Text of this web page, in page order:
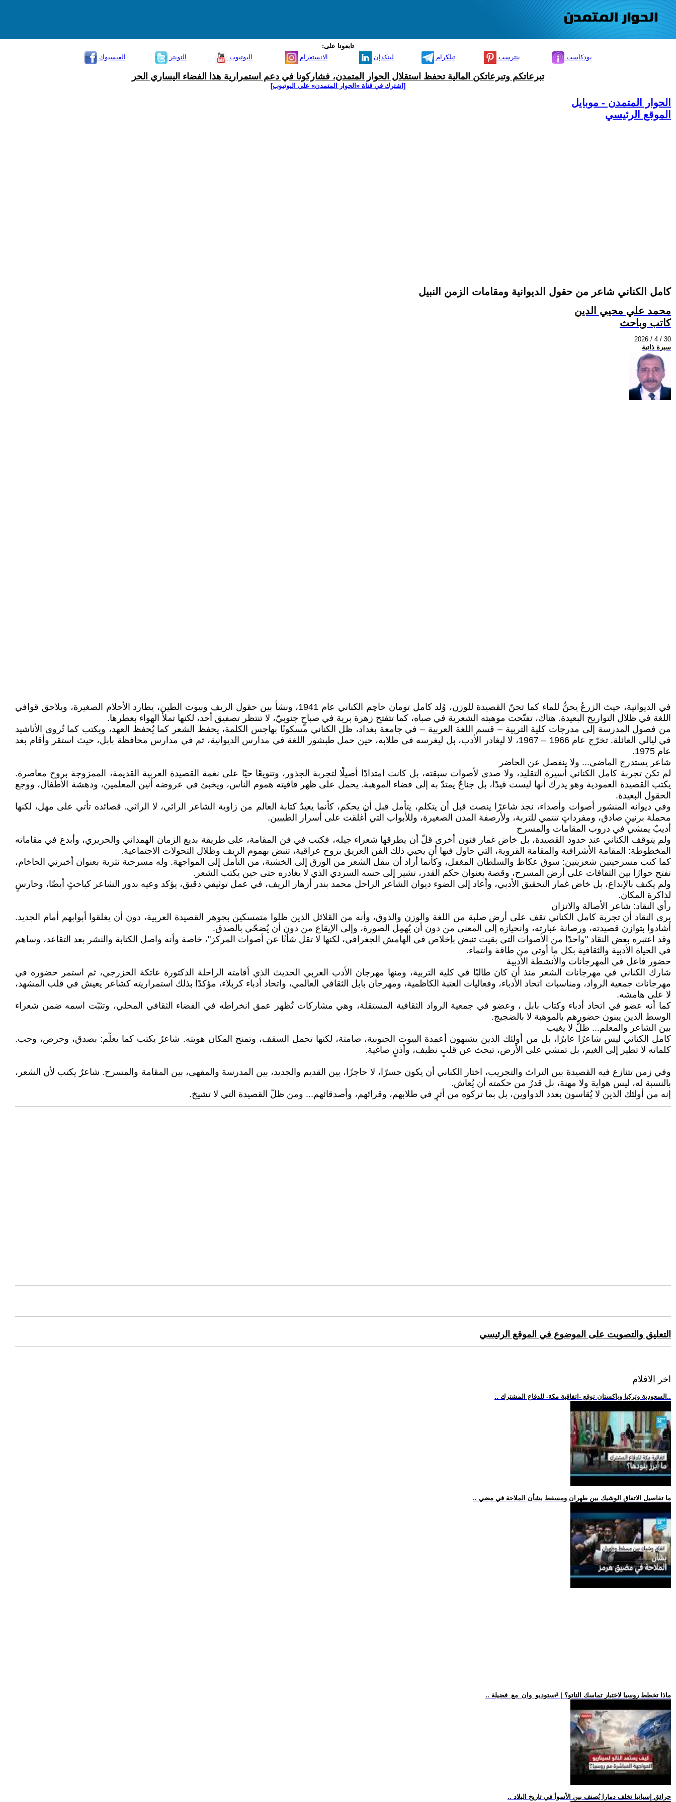
تابعونا على:
الفيسبوك
التويتر اليوتيوب الانستغرام لينكدإن تيلكرام بنترست بودكاست
تبرعاتكم وتبرعاتكن المالية تحفظ استقلال الحوار المتمدن، فشاركونا في دعم استمرارية هذا الفضاء اليساري الحر
[اشترك في قناة ‫«الحوار المتمدن» على اليوتيوب]
الحوار المتمدن - موبايل
الموقع الرئيسي
كامل الكناني شاعر من حقول الديوانية ومقامات الزمن النبيل
محمد علي محيي الدين
كاتب وباحث
2026 / 4 / 30
سيرة ذاتية
في الديوانية، حيث الزرعُ يحنُّ للماء كما تحنّ القصيدة للوزن، وُلد كامل تومان حاچم الكناني عام 1941، ونشأ بين حقول الريف وبيوت الطين، يطارد الأحلام الصغيرة، ويلاحق قوافي
اللغة في ظلال التواريخ البعيدة. هناك، تفتّحت موهبته الشعرية في صباه، كما تتفتح زهرة برية في صباحٍ جنوبيّ، لا تنتظر تصفيق أحد، لكنها تملأ الهواء بعطرها.
من فصول المدرسة إلى مدرجات كلية التربية – قسم اللغة العربية – في جامعة بغداد، ظل الكناني مسكونًا بهاجس الكلمة، يحفظ الشعر كما يُحفظ العهد، ويكتب كما تُروى الأناشيد
في ليالي العائلة. تخرّج عام 1966 – 1967، لا ليغادر الأدب، بل ليغرسه في طلابه، حين حمل طبشور اللغة في مدارس الديوانية، ثم في مدارس محافظة بابل، حيث استقر وأقام بعد
عام 1975.
شاعر يستدرج الماضي... ولا ينفصل عن الحاضر
لم تكن تجربة كامل الكناني أسيرة التقليد، ولا صدى لأصوات سبقته، بل كانت امتدادًا أصيلًا لتجربة الجذور، وتنويعًا حيًا على نغمة القصيدة العربية القديمة، الممزوجة بروح معاصرة.
يكتب القصيدة العمودية وهو يدرك أنها ليست قيدًا، بل جناحٌ يمتدّ به إلى فضاء الموهبة. يحمل على ظهر قافيته هموم الناس، ويخبئ في عروضه أنين المعلمين، ودهشة الأطفال، ووجع
الحقول البعيدة.
وفي ديوانه المنشور أصوات وأصداء، نجد شاعرًا ينصت قبل أن يتكلم، يتأمل قبل أن يحكم، كأنما يعيدُ كتابة العالم من زاوية الشاعر الرائي، لا الراثي. قصائده تأتي على مهل، لكنها
محملة برنينٍ صادق، ومفرداتٍ تنتمي للتربة، ولأرصفة المدن الصغيرة، وللأبواب التي أُغلقت على أسرار الطيبين.
أديبٌ يمشي في دروب المقامات والمسرح
ولم يتوقف الكناني عند حدود القصيدة، بل خاض غمار فنون أخرى قلّ أن يطرقها شعراء جيله، فكتب في فن المقامة، على طريقة بديع الزمان الهمذاني والحريري، وأبدع في مقاماته
المخطوطة: المقامة الأشرافية والمقامة القروية، التي حاول فيها أن يحيي ذلك الفن العريق بروح عراقية، تنبض بهموم الريف وظلال التحولات الاجتماعية.
كما كتب مسرحيتين شعريتين: سوق عكاظ والسلطان المغفل، وكأنما أراد أن ينقل الشعر من الورق إلى الخشبة، من التأمل إلى المواجهة. وله مسرحية نثرية بعنوان أخبرني الحاخام،
تفتح حوارًا بين الثقافات على أرض المسرح، وقصة بعنوان حكم القدر، تشير إلى حسه السردي الذي لا يغادره حتى حين يكتب الشعر.
ولم يكتف بالإبداع، بل خاض غمار التحقيق الأدبي، وأعاد إلى الضوء ديوان الشاعر الراحل محمد بندر أزهار الريف، في عمل توثيقي دقيق، يؤكد وعيه بدور الشاعر كباحثٍ أيضًا، وحارسٍ
لذاكرة المكان.
رأي النقاد: شاعر الأصالة والاتزان
يرى النقاد أن تجربة كامل الكناني تقف على أرض صلبة من اللغة والوزن والذوق، وأنه من القلائل الذين ظلوا متمسكين بجوهر القصيدة العربية، دون أن يغلقوا أبوابهم أمام الجديد.
أشادوا بتوازن قصيدته، ورصانة عبارته، وانحيازه إلى المعنى من دون أن يُهمِل الصورة، وإلى الإيقاع من دون أن يُضحّي بالصدق.
وقد اعتبره بعض النقاد "واحدًا من الأصوات التي بقيت تنبض بإخلاص في الهامش الجغرافي، لكنها لا تقل شأنًا عن أصوات المركز"، خاصة وأنه واصل الكتابة والنشر بعد التقاعد، وساهم
في الحياة الأدبية والثقافية بكل ما أوتي من طاقة وانتماء.
حضور فاعل في المهرجانات والأنشطة الأدبية
شارك الكناني في مهرجانات الشعر منذ أن كان طالبًا في كلية التربية، ومنها مهرجان الأدب العربي الحديث الذي أقامته الراحلة الدكتورة عاتكة الخزرجي، ثم استمر حضوره في
مهرجانات جمعية الرواد، ومناسبات اتحاد الأدباء، وفعاليات العتبة الكاظمية، ومهرجان بابل الثقافي العالمي، واتحاد أدباء كربلاء، مؤكدًا بذلك استمراريته كشاعر يعيش في قلب المشهد،
لا على هامشه.
كما أنه عضو في اتحاد أدباء وكتاب بابل ، وعضو في جمعية الرواد الثقافية المستقلة، وهي مشاركات تُظهر عمق انخراطه في الفضاء الثقافي المحلي، وتثبّت اسمه ضمن شعراء
الوسط الذين يبنون حضورهم بالموهبة لا بالضجيج.
بين الشاعر والمعلم... ظلٌّ لا يغيب
كامل الكناني ليس شاعرًا عابرًا، بل من أولئك الذين يشبهون أعمدة البيوت الجنوبية، صامتة، لكنها تحمل السقف، وتمنح المكان هويته. شاعرٌ يكتب كما يعلّم: بصدق، وحرص، وحب.
كلماته لا تطير إلى الغيم، بل تمشي على الأرض، تبحث عن قلبٍ نظيف، وأذنٍ صاغية.
وفي زمن تتنازع فيه القصيدة بين التراث والتجريب، اختار الكناني أن يكون جسرًا، لا حاجزًا، بين القديم والجديد، بين المدرسة والمقهى، بين المقامة والمسرح. شاعرٌ يكتب لأن الشعر،
بالنسبة له، ليس هواية ولا مهنة، بل قدرٌ من حكمته أن يُعاش.
إنه من أولئك الذين لا يُقاسون بعدد الدواوين، بل بما تركوه من أثرٍ في طلابهم، وقرائهم، وأصدقائهم... ومن ظلّ القصيدة التي لا تشيخ.
التعليق والتصويت على الموضوع في الموقع الرئيسي
اخر الافلام
.. السعودية وتركيا وباكستان توقع -اتفاقية مكة- للدفاع المشترك..
.. ما تفاصيل الاتفاق الوشيك بين طهران ومسقط بشأن الملاحة في مضي
.. ماذا تخطط روسيا لاختبار تماسك الناتو؟ | #ستوديو_وان_مع_فضيلة
.. حرائق إسبانيا تخلف دمارا يُصنف بين الأسوأ في تاريخ البلاد